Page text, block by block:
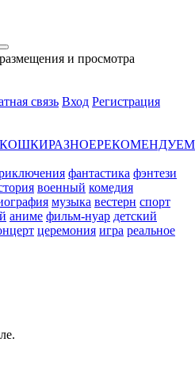
и просмотра
связь Вход Регистрация
КОШКИРАЗНОЕРЕКОМЕНДУЕМ
фантастика фэнтези
военный комедия
музыка вестерн спорт
аниме фильм-нуар детский
церемония игра реальное